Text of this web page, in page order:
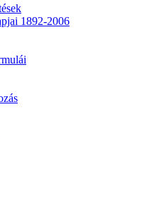
1892-2006